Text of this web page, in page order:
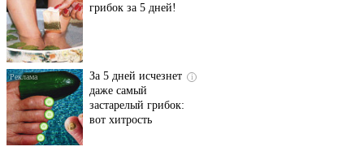
грибок за 5 дней!
i
За 5 дней исчезнет
даже самый
застарелый грибок:
вот хитрость